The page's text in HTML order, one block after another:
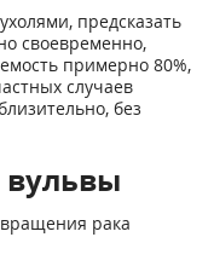
предсказать
своевременно,
примерно 80%,
случаев
без
рака